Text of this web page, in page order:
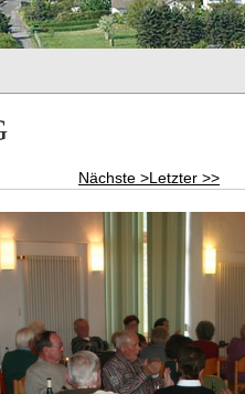
Nächste >Letzter >>